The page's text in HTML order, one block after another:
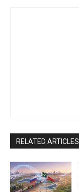
RELATED ARTICLES